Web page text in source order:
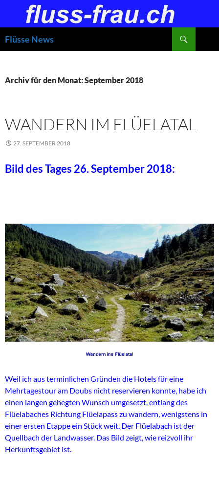
springen
Flüsse News
Archiv für den Monat: September 2018
WANDERN IM FLÜELATAL
27. SEPTEMBER 2018
Bild des Tages 26. September 2018:
Weil ich aus terminlichen Gründen die Hotels für eine
Mehrtagestour am Doubs nicht reservieren konnte, habe ich
einen langen gehegten Wunsch umgesetzt, entlang des
Flüelabaches Richtung Flüelapass zu wandern, wenigstens in
einer ersten Etappe ein Stück weit. Der Flüelabach ist der
Quellbach der Landwasser. Das Bild zeigt, wie reizvoll ihr
Herkunftsgebiet ist.